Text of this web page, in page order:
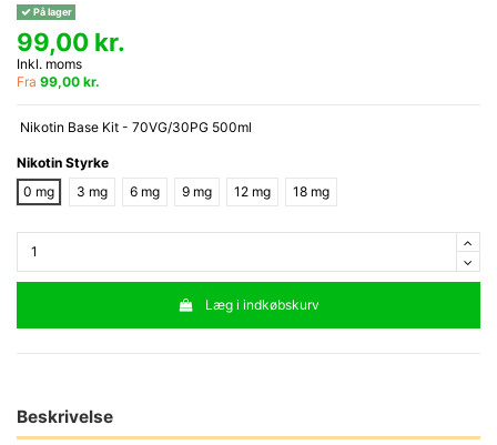
På lager
99,00 kr.
Inkl. moms
Fra 99,00 kr.
Nikotin Base Kit - 70VG/30PG 500ml
Nikotin Styrke
0 mg
3 mg 6 mg 9 mg 12 mg 18 mg
Læg i indkøbskurv
Beskrivelse